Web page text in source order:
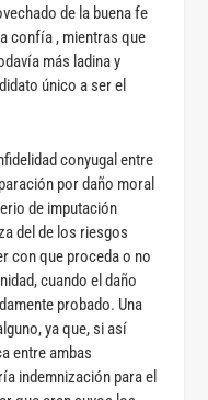
de la buena fe
confía , mientras que
más ladina y
único a ser el
conyugal entre
por daño moral
de imputación
del de los riesgos
con que proceda o no
cuando el daño
probado. Una
ya que, si así
entre ambas
indemnización para el